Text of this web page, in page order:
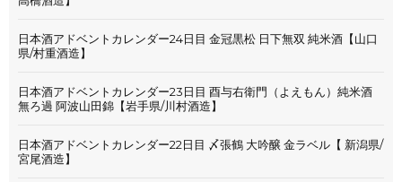
日本酒アドベントカレンダー24日目 金冠黒松 日下無双 純米酒【山口
県/村重酒造】
日本酒アドベントカレンダー23日目 酉与右衛門（よえもん）純米酒
無ろ過 阿波山田錦【岩手県/川村酒造】
日本酒アドベントカレンダー22日目 〆張鶴 大吟醸 金ラベル【 新潟県/
宮尾酒造】